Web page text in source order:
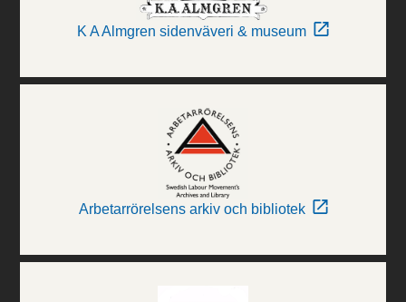
K A Almgren sidenväveri & museum
Arbetarrörelsens arkiv och bibliotek